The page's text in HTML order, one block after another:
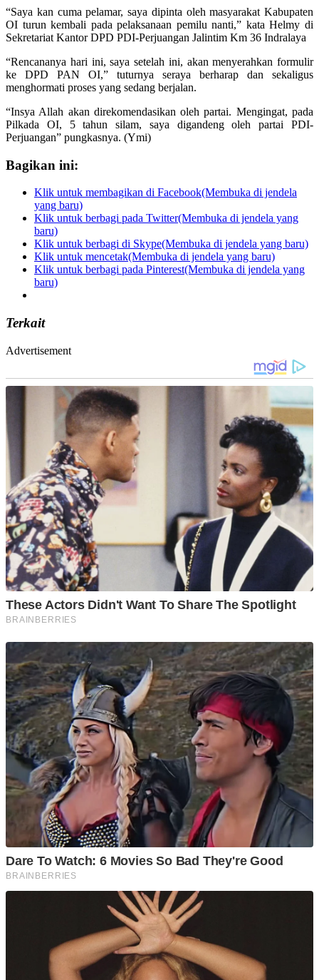
“Saya kan cuma pelamar, saya dipinta oleh masyarakat Kabupaten
OI turun kembali pada pelaksanaan pemilu nanti,” kata Helmy di
Sekretariat Kantor DPD PDI-Perjuangan Jalintim Km 36 Indralaya
“Rencananya hari ini, saya setelah ini, akan menyerahkan formulir
ke DPD PAN OI,” tuturnya seraya berharap dan sekaligus
menghormati proses yang sedang berjalan.
“Insya Allah akan direkomendasikan oleh partai. Mengingat, pada
Pilkada OI, 5 tahun silam, saya digandeng oleh partai PDI-
Perjuangan” pungkasnya. (Ymi)
Bagikan ini:
Klik untuk membagikan di Facebook(Membuka di jendela
yang baru)
Klik untuk berbagi pada Twitter(Membuka di jendela yang
baru)
Klik untuk berbagi di Skype(Membuka di jendela yang baru)
Klik untuk mencetak(Membuka di jendela yang baru)
Klik untuk berbagi pada Pinterest(Membuka di jendela yang
baru)
Terkait
Advertisement